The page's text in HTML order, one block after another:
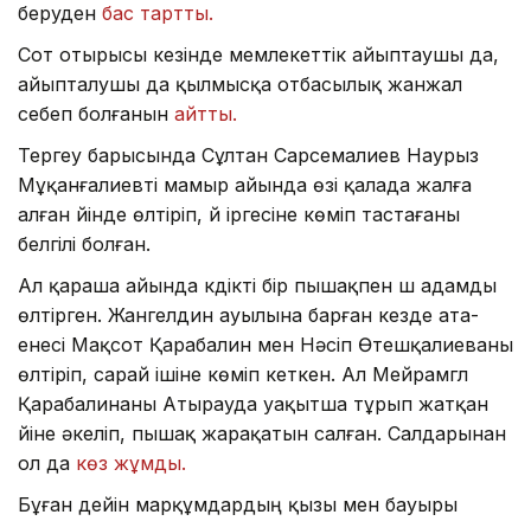
беруден бас тартты.
Сот отырысы кезінде мемлекеттік айыптаушы да,
айыпталушы да қылмысқа отбасылық жанжал
себеп болғанын айтты.
Тергеу барысында Сұлтан Сарсемалиев Наурыз
Мұқанғалиевті мамыр айында өзі қалада жалға
алған үйінде өлтіріп, үй іргесіне көміп тастағаны
белгілі болған.
Ал қараша айында күдікті бір пышақпен үш адамды
өлтірген. Жангелдин ауылына барған кезде ата-
енесі Мақсот Қарабалин мен Нәсіп Өтешқалиеваны
өлтіріп, сарай ішіне көміп кеткен. Ал Мейрамгүл
Қарабалинаны Атырауда уақытша тұрып жатқан
үйіне әкеліп, пышақ жарақатын салған. Салдарынан
ол да көз жұмды.
Бұған дейін марқұмдардың қызы мен бауыры